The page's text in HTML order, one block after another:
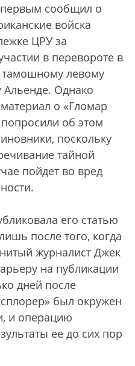
сообщил о
войска
ЦРУ за
в перевороте в
левому
Альенде. Однако
о «Гломар
попросили об этом
поскольку
тайной
пойдет во вред
его статью
после того, когда
журналист Джек
на публикации
дней после
был окружен
и операцию
ее до сих пор